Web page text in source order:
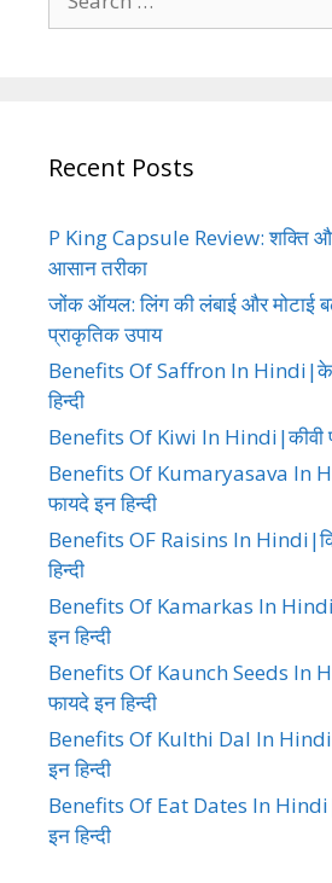
for:
Recent Posts
P King Capsule Review: शक्ति
आसान तरीका
जोंक ऑयल: लिंग की लंबाई और मोटाई
प्राकृतिक उपाय
Benefits Of Saffron In
हिन्दी
Benefits Of Kiwi In Hindi|कीवी
Benefits Of Kumaryasava In
फायदे इन हिन्दी
Benefits OF Raisins In
हिन्दी
Benefits Of Kamarkas In
इन हिन्दी
Benefits Of Kaunch Seeds In
फायदे इन हिन्दी
Benefits Of Kulthi Dal In
इन हिन्दी
Benefits Of Eat Dates In
इन हिन्दी